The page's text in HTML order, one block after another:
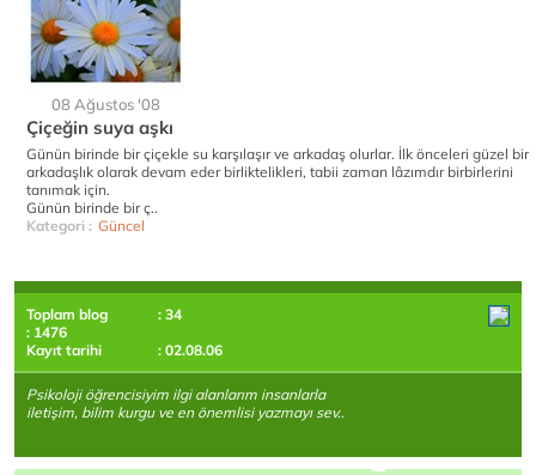
08 Ağustos '08
Çiçeğin suya aşkı
Günün birinde bir çiçekle su karşılaşır ve arkadaş olurlar. İlk önceleri güzel bir
arkadaşlık olarak devam eder birliktelikleri, tabii zaman lâzımdır birbirlerini
tanımak için.
Günün birinde bir ç..
Kategori : Güncel
Toplam blog
: 34
: 1476
Kayıt tarihi
: 02.08.06
Psikoloji öğrencisiyim ilgi alanlarım insanlarla
iletişim, bilim kurgu ve en önemlisi yazmayı sev..